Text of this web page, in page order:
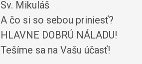
Sv. Mikuláš
A čo si so sebou priniesť?
HLAVNE DOBRÚ NÁLADU!
Tešíme sa na Vašu účasť!